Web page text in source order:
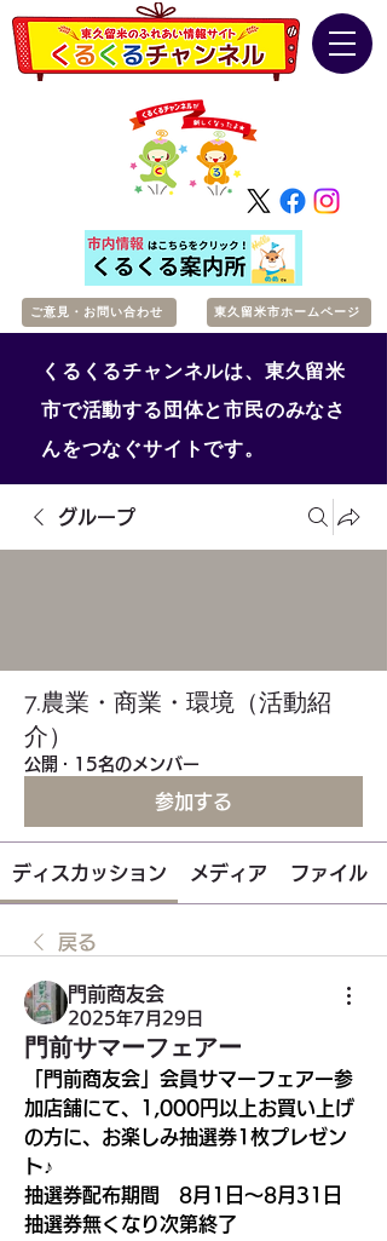
ご意見・お問い合わせ 東久留米市ホームページ
くるくるチャンネルは、東久留米
市で活動する団体と市民のみなさ
んをつなぐサイトです。
グループ
7.農業・商業・環境（活動紹
介）
公開 · 15名のメンバー
参加する
ディスカッション メディア ファイル
戻る
門前商友会
2025年7月29日
門前サマーフェアー
「門前商友会」会員サマーフェアー参
加店舗にて、1,000円以上お買い上げ
の方に、お楽しみ抽選券1枚プレゼン
ト♪
抽選券配布期間　8月1日～8月31日
抽選券無くなり次第終了